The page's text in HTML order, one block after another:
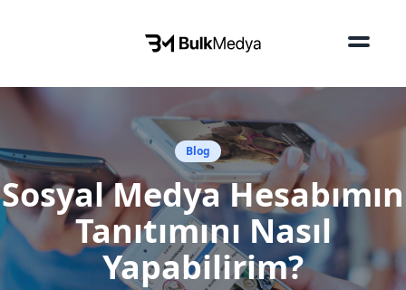
Blog
Sosyal Medya Hesabımın
Tanıtımını Nasıl
Yapabilirim?